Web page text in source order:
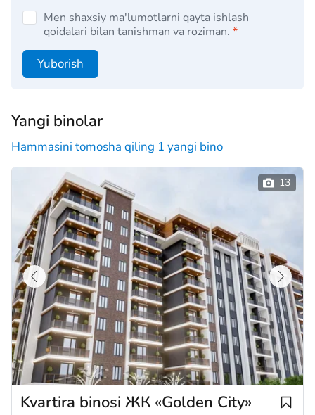
Men shaxsiy ma'lumotlarni qayta ishlash
qoidalari bilan tanishman va roziman. *
Yuborish
Yangi binolar
Hammasini tomosha qiling 1 yangi bino
Kvartira binosi ЖК «Golden City»